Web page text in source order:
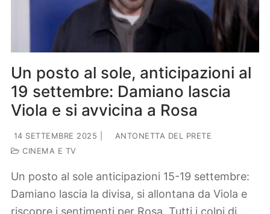
Un posto al sole, anticipazioni al
19 settembre: Damiano lascia
Viola e si avvicina a Rosa
14 SETTEMBRE 2025
ANTONETTA DEL PRETE
CINEMA E TV
Un posto al sole anticipazioni 15-19 settembre:
Damiano lascia la divisa, si allontana da Viola e
riscopre i sentimenti per Rosa. Tutti i colpi di…